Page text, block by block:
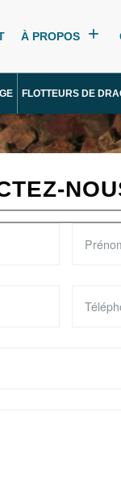
À PROPOS
FLOTTEURS DE